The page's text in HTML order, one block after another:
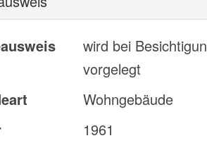
wird bei
vorgelegt
Wohngebäude
1961